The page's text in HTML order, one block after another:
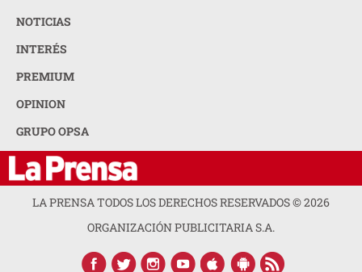
NOTICIAS
INTERÉS
PREMIUM
OPINION
GRUPO OPSA
LA PRENSA TODOS LOS DERECHOS RESERVADOS ©2026
ORGANIZACIÓN PUBLICITARIA S.A.